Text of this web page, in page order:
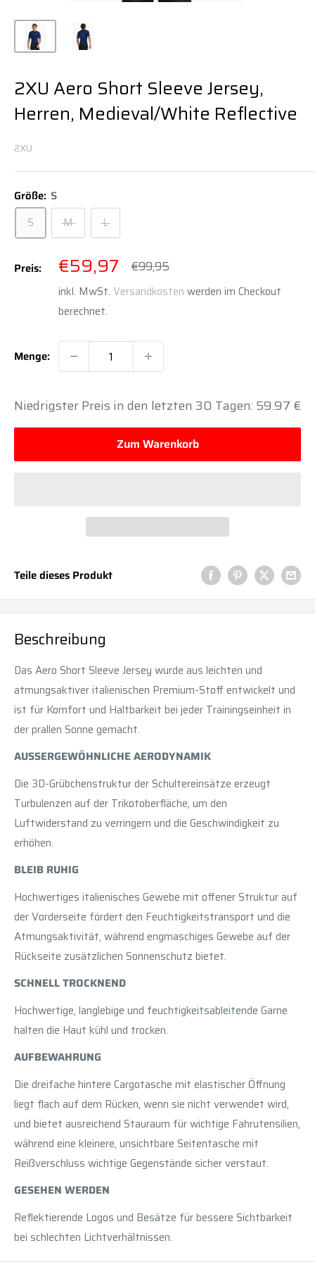
2XU Aero Short Sleeve Jersey,
Herren, Medieval/White Reflective
2XU
Größe: S
S
M L
Preis: Sonderpreis
€59,97 Normalpreis
€99,95
inkl. MwSt. Versandkosten werden im Checkout
berechnet.
Menge:
Niedrigster Preis in den letzten 30 Tagen: 59.97 €
Zum Warenkorb
Teile dieses Produkt
Beschreibung
Das Aero Short Sleeve Jersey wurde aus leichten und
atmungsaktiver italienischen Premium-Stoff entwickelt und
ist für Komfort und Haltbarkeit bei jeder Trainingseinheit in
der prallen Sonne gemacht.
AUSSERGEWÖHNLICHE AERODYNAMIK
Die 3D-Grübchenstruktur der Schultereinsätze erzeugt
Turbulenzen auf der Trikotoberfläche, um den
Luftwiderstand zu verringern und die Geschwindigkeit zu
erhöhen.
BLEIB RUHIG
Hochwertiges italienisches Gewebe mit offener Struktur auf
der Vorderseite fördert den Feuchtigkeitstransport und die
Atmungsaktivität, während engmaschiges Gewebe auf der
Rückseite zusätzlichen Sonnenschutz bietet.
SCHNELL TROCKNEND
Hochwertige, langlebige und feuchtigkeitsableitende Garne
halten die Haut kühl und trocken.
AUFBEWAHRUNG
Die dreifache hintere Cargotasche mit elastischer Öffnung
liegt flach auf dem Rücken, wenn sie nicht verwendet wird,
und bietet ausreichend Stauraum für wichtige Fahrutensilien,
während eine kleinere, unsichtbare Seitentasche mit
Reißverschluss wichtige Gegenstände sicher verstaut.
GESEHEN WERDEN
Reflektierende Logos und Besätze für bessere Sichtbarkeit
bei schlechten Lichtverhältnissen.